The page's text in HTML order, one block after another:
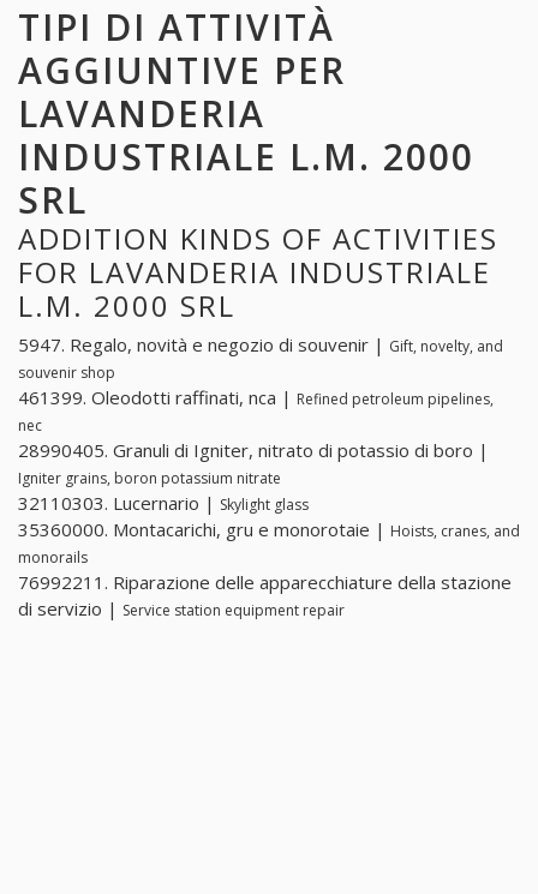
TIPI DI ATTIVITÀ
AGGIUNTIVE PER
LAVANDERIA
INDUSTRIALE L.M. 2000
SRL
ADDITION KINDS OF ACTIVITIES
FOR LAVANDERIA INDUSTRIALE
L.M. 2000 SRL
5947. Regalo, novità e negozio di souvenir | Gift, novelty, and
souvenir shop
461399. Oleodotti raffinati, nca | Refined petroleum pipelines,
nec
28990405. Granuli di Igniter, nitrato di potassio di boro |
Igniter grains, boron potassium nitrate
32110303. Lucernario | Skylight glass
35360000. Montacarichi, gru e monorotaie | Hoists, cranes, and
monorails
76992211. Riparazione delle apparecchiature della stazione
di servizio | Service station equipment repair